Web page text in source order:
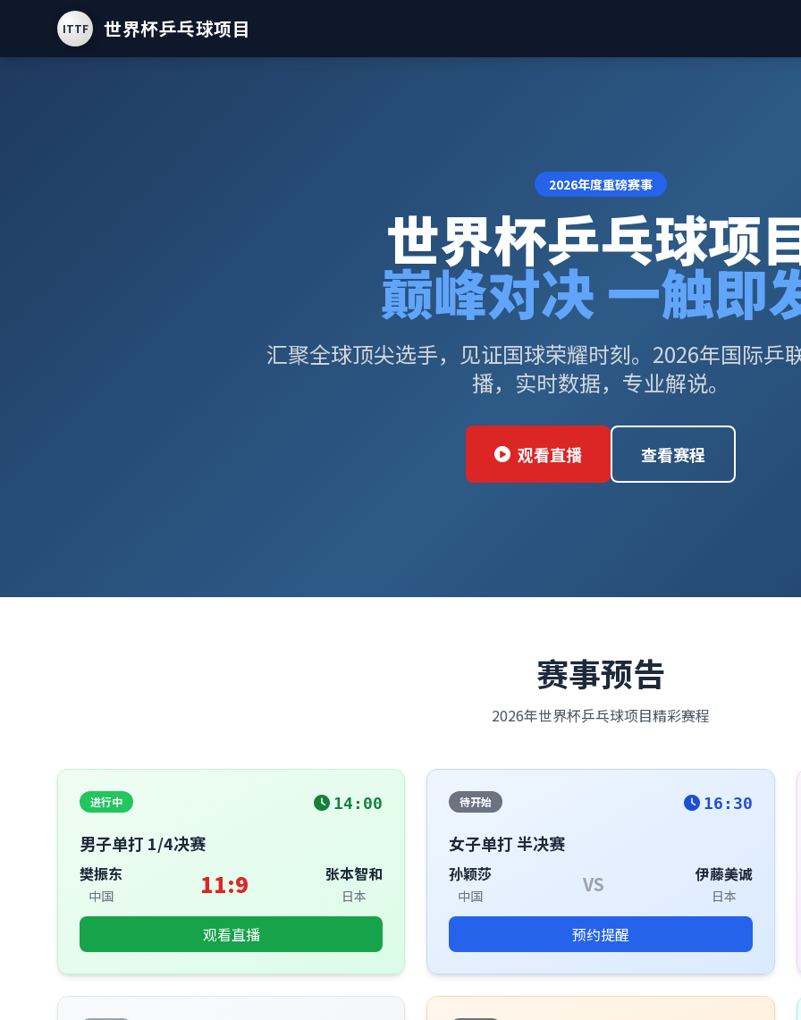
ITTF 世界杯乒乓球项目
2026年度重磅赛事
世界杯乒乓球项
巅峰对决 一触即
汇聚全球顶尖选手，见证国球荣耀时刻。2026年国际乒
播，实时数据，专业解说。
观看直播 查看赛程
赛事预告
2026年世界杯乒乓球项目精彩赛程
进行中 14:00
男子单打 1/4决赛
樊振东
中国 11:9 张本智和
日本
观看直播
待开始 16:30
女子单打 半决赛
孙颖莎
中国 VS 伊藤美诚
日本
预约提醒